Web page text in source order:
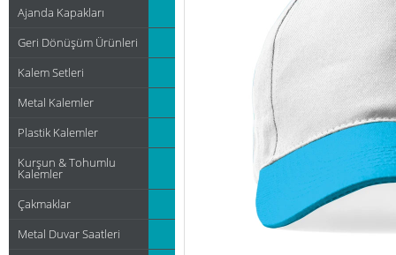
Ajanda Kapakları
Geri Dönüşüm Ürünleri
Kalem Setleri
Metal Kalemler
Plastik Kalemler
Kurşun & Tohumlu
Kalemler
Çakmaklar
Metal Duvar Saatleri